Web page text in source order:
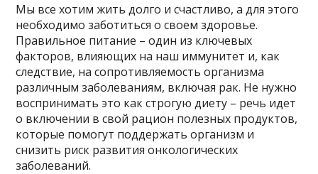
Мы все хотим жить долго и счастливо, а для этого
необходимо заботиться о своем здоровье.
Правильное питание – один из ключевых
факторов, влияющих на наш иммунитет и, как
следствие, на сопротивляемость организма
различным заболеваниям, включая рак. Не нужно
воспринимать это как строгую диету – речь идет
о включении в свой рацион полезных продуктов,
которые помогут поддержать организм и
снизить риск развития онкологических
заболеваний.